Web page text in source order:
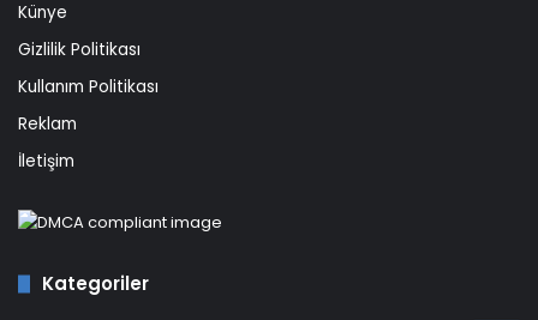
Künye
Gizlilik Politikası
Kullanım Politikası
Reklam
İletişim
Kategoriler